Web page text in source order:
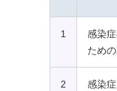
1
感染
ため
2 感染